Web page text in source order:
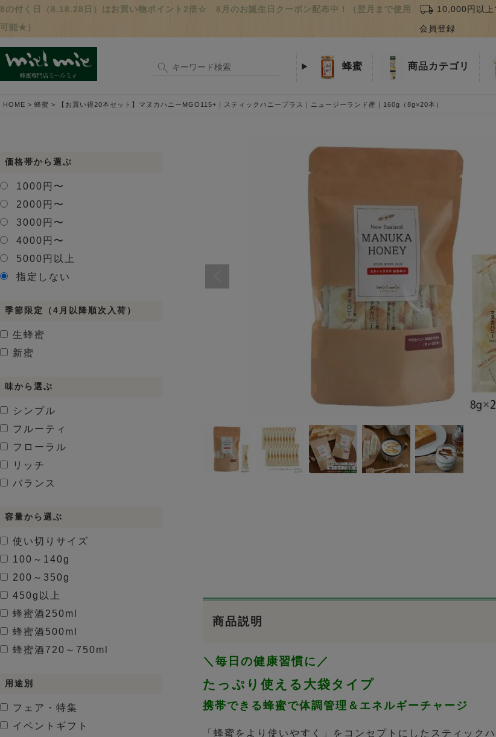
8の付く日（8.18.28日）はお買い物ポイント2倍☆ 8月のお誕生日クーポン配布中！（翌月まで使用
可能★）
local_shipping 10,000円以上
会員登録
蜂蜜 商品カテゴリ
HOME 蜂蜜 【お買い得20本セット】マヌカハニーMGO115+｜スティックハニープラス｜ニュージーランド産｜160g（8g×20本）
商品説明
＼毎日の健康習慣に／
たっぷり使える大袋タイプ
携帯できる蜂蜜で体調管理＆エネルギーチャージ
「蜂蜜をより使いやすく」をコンセプトにしたスティック
価格帯から選ぶ
1000円〜
2000円〜
3000円〜
4000円〜
5000円以上
指定しない
季節限定（4月以降順次入荷）
生蜂蜜
新蜜
味から選ぶ
シンプル
フルーティ
フローラル
リッチ
バランス
容量から選ぶ
使い切りサイズ
100～140g
200～350g
450g以上
蜂蜜酒250ml
蜂蜜酒500ml
蜂蜜酒720～750ml
用途別
フェア・特集
イベントギフト